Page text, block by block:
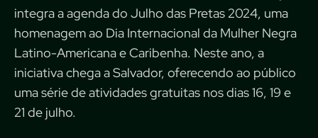
integra a agenda do Julho das Pretas 2024, uma
homenagem ao Dia Internacional da Mulher Negra
Latino-Americana e Caribenha. Neste ano, a
iniciativa chega a Salvador, oferecendo ao público
uma série de atividades gratuitas nos dias 16, 19 e
21 de julho.